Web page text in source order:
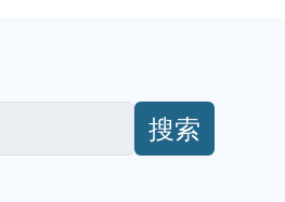
搜索